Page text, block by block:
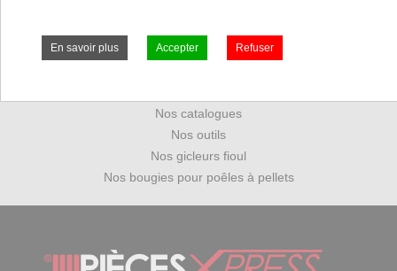
Nos catalogues
Nos outils
Nos gicleurs fioul
Nos bougies pour poêles à pellets